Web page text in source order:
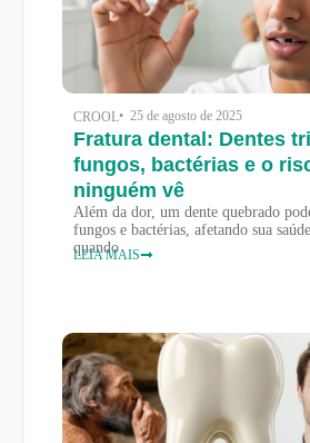
CROOL• 25 de agosto de 2025
Fratura dental: Dentes
fungos, bactérias e o
ninguém vê
Além da dor, um dente quebrado
fungos e bactérias, afetando sua
quando
LEIA MAIS